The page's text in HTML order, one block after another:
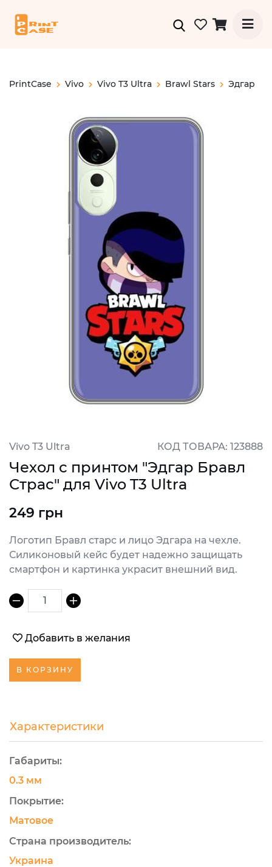
PrintCase Vivo Vivo T3 Ultra Brawl Stars Эдгар
Vivo T3 Ultra КОД ТОВАРА: 123888
Чехол с принтом "Эдгар Бравл
Страс" для Vivo T3 Ultra
249 грн
Логотип Бравл старс и лицо Эдгара на чехле.
Силиконовый кейс будет надежно защищать
смартфон и картинка украсит внешний вид.
1
Добавить в желания
В КОРЗИНУ
Характеристики
Габариты:
0.3 мм
Покрытие:
Матовое
Страна производитель:
Украина